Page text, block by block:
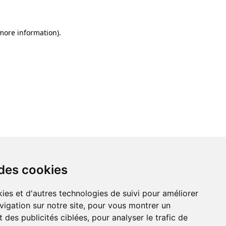
cookies
et d'autres technologies de suivi pour améliorer
sur notre site, pour vous montrer un
des publicités ciblées, pour analyser le trafic de
information).